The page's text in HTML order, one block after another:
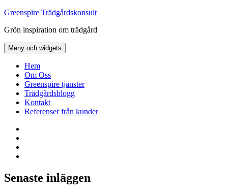
Hoppa
innehåll
Greenspire Trädgårdskonsult
Grön inspiration om trädgård
Meny och widgets
Hem
Om Oss
Greenspire tjänster
Trädgårdsblogg
Kontakt
Referenser från kunder
Senaste inläggen